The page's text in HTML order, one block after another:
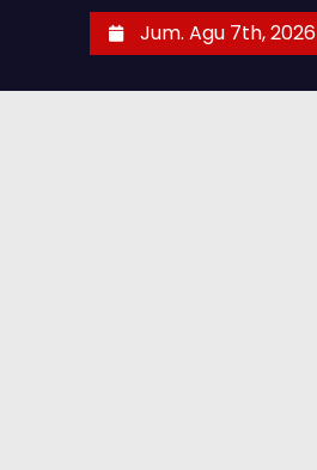
Jum. Agu 7th, 2026